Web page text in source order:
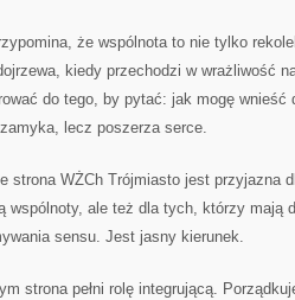
że wspólnota to nie tylko
kiedy przechodzi w wrażliwość
do tego, by pytać: jak mogę wnieść
lecz poszerza serce.
strona WŻCh Trójmiasto jest przyjazna
wspólnoty, ale też dla tych, którzy mają
sensu. Jest jasny kierunek.
strona pełni rolę integrującą.